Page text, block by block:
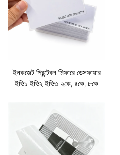
ইনকজেট প্রিন্টেবল মিফারে ডেসফায়ার
ইভি১ ইভি২ ইভি৩ ২কে, ৪কে, ৮কে
এনএফসি, কার্টে কাস্টম